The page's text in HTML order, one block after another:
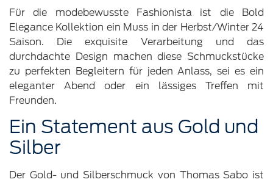
Für die modebewusste Fashionista ist die Bold
Elegance Kollektion ein Muss in der Herbst/Winter 24
Saison. Die exquisite Verarbeitung und das
durchdachte Design machen diese Schmuckstücke
zu perfekten Begleitern für jeden Anlass, sei es ein
eleganter Abend oder ein lässiges Treffen mit
Freunden.
Ein Statement aus Gold und
Silber
Der Gold- und Silberschmuck von Thomas Sabo ist